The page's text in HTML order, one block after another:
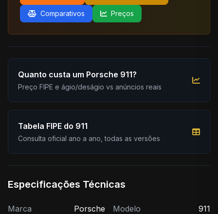
Comparativos Preços
Quanto custa um Porsche 911?
Preço FIPE e ágio/deságio vs anúncios reais
Tabela FIPE do 911
Consulta oficial ano a ano, todas as versões
Especificações Técnicas
Marca Porsche Modelo 911